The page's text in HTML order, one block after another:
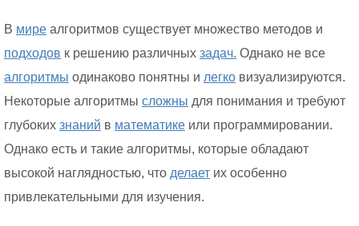
В мире алгоритмов существует множество методов и
подходов к решению различных задач. Однако не все
алгоритмы одинаково понятны и легко визуализируются.
Некоторые алгоритмы сложны для понимания и требуют
глубоких знаний в математике или программировании.
Однако есть и такие алгоритмы, которые обладают
высокой наглядностью, что делает их особенно
привлекательными для изучения.